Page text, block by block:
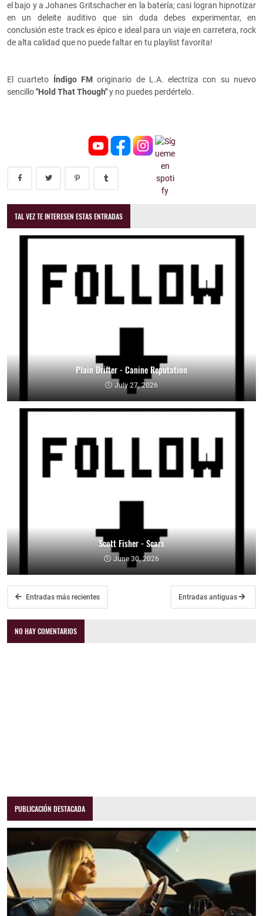
el bajo y a Johanes Gritschacher en la batería; casi logran hipnotizar
en un deleite auditivo que sin duda debes experimentar, en
conclusión este track es épico e ideal para un viaje en carretera, rock
de alta calidad que no puede faltar en tu playlist favorita!
El cuarteto Índigo FMoriginario de L.A. electriza con su nuevo
sencillo"Hold That Though"y no puedes perdértelo.
TAL VEZ TE INTERESEN ESTAS ENTRADAS
Plain Drifter - Canine Reputation
July 27, 2026
Scott Fisher - Scars
June 30, 2026
Entradas más recientes Entradas antiguas
NO HAY COMENTARIOS
PUBLICACIÓN DESTACADA